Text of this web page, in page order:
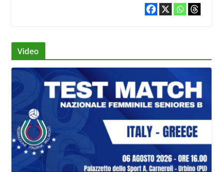
Video